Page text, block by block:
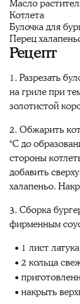
Масло
Котлета
Булочка для
Перец
Рецепт
1. Разрезать
на гриле при
золотистой
2. Обжарить
°C до
стороны
добавить
халапеньо.
3. Сборка
фирменным
1 лист
2 кольца
накрыть